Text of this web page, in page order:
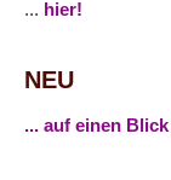
... hier!
NEU
... auf einen